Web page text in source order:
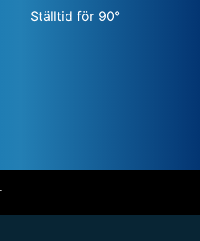
Ställtid för 90°